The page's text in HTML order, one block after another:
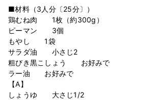
■材料（3人分〔25分〕）
鶏むね肉 1枚（約300g）
ピーマン 3個
もやし 1袋
サラダ油 小さじ2
粗びき黒こしょう お好みで
ラー油 お好みで
【A】
しょうゆ 大さじ1/2